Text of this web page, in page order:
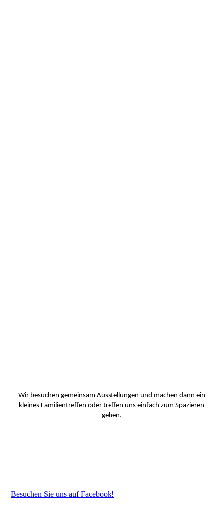
Wir besuchen gemeinsam Ausstellungen und machen dann ein
kleines Familientreffen oder treffen uns einfach zum Spazieren
gehen.
Besuchen Sie uns auf Facebook!